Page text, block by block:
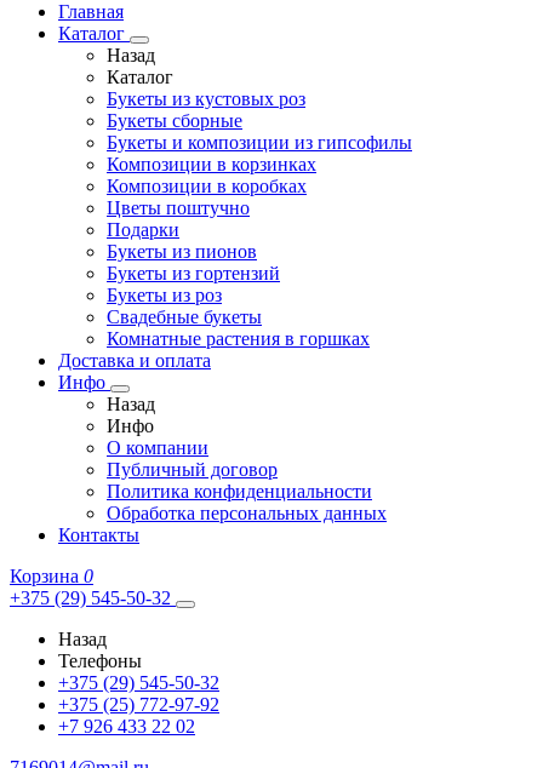
Главная
Каталог
Назад
Каталог
Букеты из кустовых роз
Букеты сборные
Букеты и композиции из гипсофилы
Композиции в корзинках
Композиции в коробках
Цветы поштучно
Подарки
Букеты из пионов
Букеты из гортензий
Букеты из роз
Свадебные букеты
Комнатные растения в горшках
Доставка и оплата
Инфо
Назад
Инфо
О компании
Публичный договор
Политика конфиденциальности
Обработка персональных данных
Контакты
Корзина 0
+375 (29) 545-50-32
Назад
Телефоны
+375 (29) 545-50-32
+375 (25) 772-97-92
+7 926 433 22 02